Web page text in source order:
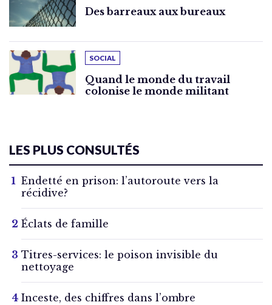
Des barreaux aux bureaux
SOCIAL
Quand le monde du travail
colonise le monde militant
LES PLUS CONSULTÉS
Endetté en prison: l’autoroute vers la
récidive?
Éclats de famille
Titres-services: le poison invisible du
nettoyage
Inceste, des chiffres dans l’ombre